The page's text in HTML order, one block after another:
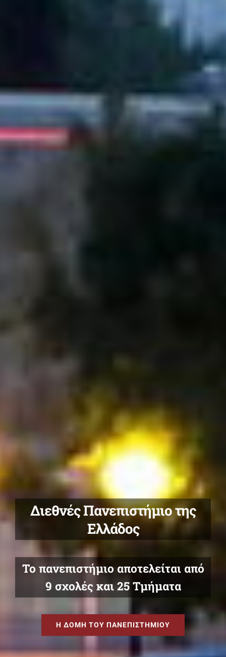
Σχολές στη Θεσσαλονίκη
Οικονομίας και Διοίκησης •
Κοινωνικών Επιστημών •
Επιστημών Υγείας
Η ΔΟΜΗ ΤΟΥ ΠΑΝΕΠΙΣΤΗΜΙΟΥ